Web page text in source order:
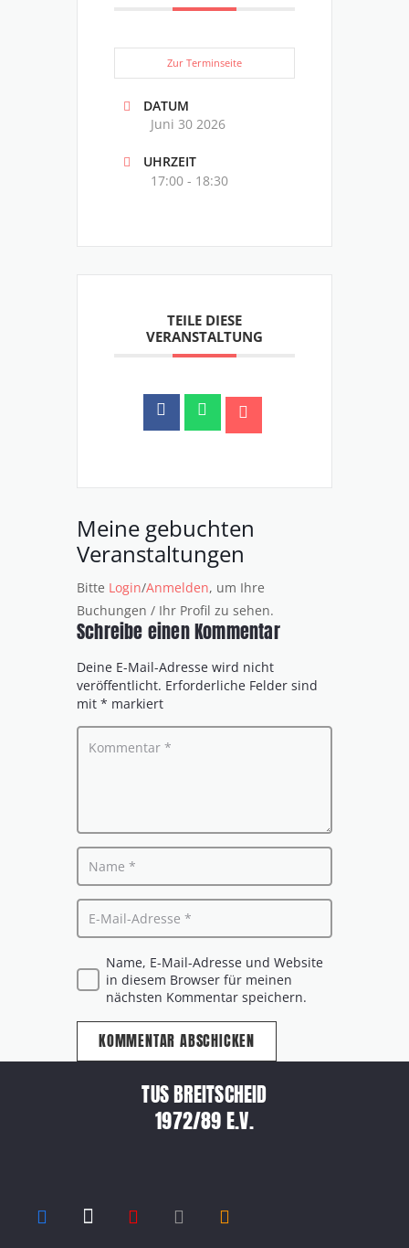
Zur Terminseite
DATUM
Juni 30 2026
UHRZEIT
17:00 - 18:30
TEILE DIESE
VERANSTALTUNG
Meine gebuchten
Veranstaltungen
Bitte Login/Anmelden, um Ihre
Buchungen / Ihr Profil zu sehen.
Schreibe einen Kommentar
Deine E-Mail-Adresse wird nicht
veröffentlicht. Erforderliche Felder sind
mit * markiert
Name, E-Mail-Adresse und Website
in diesem Browser für meinen
nächsten Kommentar speichern.
KOMMENTAR ABSCHICKEN
TUS BREITSCHEID
1972/89 E.V.